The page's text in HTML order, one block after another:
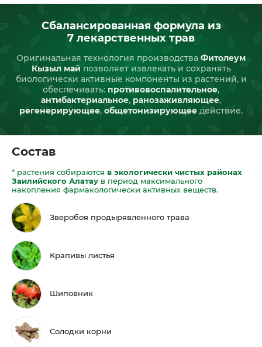
Сбалансированная формула из
7 лекарственных трав
Оригинальная технология производства Фитолеум
Кызыл май позволяет извлекать и сохранять
биологически активные компоненты из растений, и
обеспечивать: противовоспалительное,
антибактериальное, ранозаживляющее,
регенерирующее, общетонизирующее действие.
Состав
* растения собираются в экологически чистых районах
Заилийского Алатау в период максимального
накопления фармакологически активных веществ.
Зверобоя продырявленного трава
Крапивы листья
Шиповник
Солодки корни